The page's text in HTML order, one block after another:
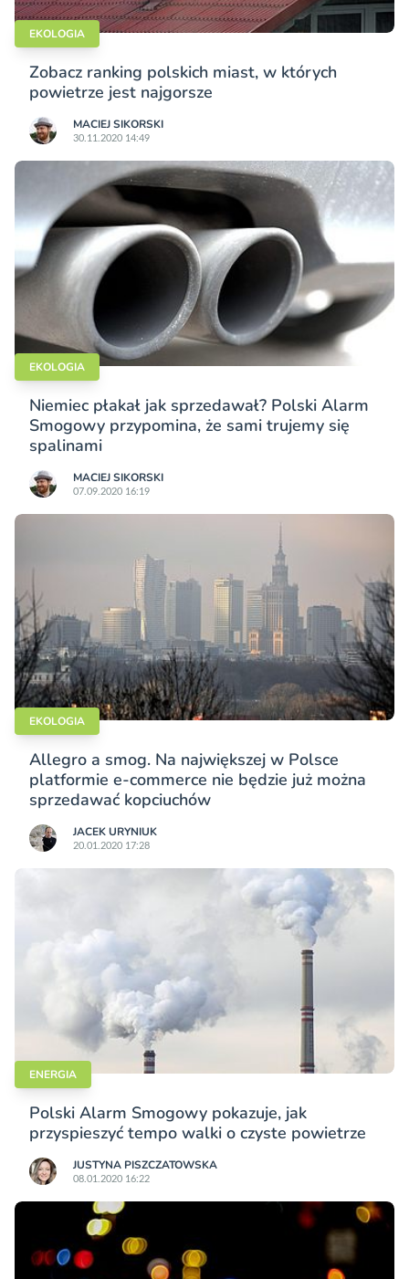
EKOLOGIA
Zobacz ranking polskich miast, w których
powietrze jest najgorsze
MACIEJ SIKORSKI
30.11.2020 14:49
EKOLOGIA
Niemiec płakał jak sprzedawał? Polski Alarm
Smogowy przypomina, że sami trujemy się
spalinami
MACIEJ SIKORSKI
07.09.2020 16:19
EKOLOGIA
Allegro a smog. Na największej w Polsce
platformie e-commerce nie będzie już można
sprzedawać kopciuchów
JACEK URYNIUK
20.01.2020 17:28
ENERGIA
Polski Alarm Smogowy pokazuje, jak
przyspieszyć tempo walki o czyste powietrze
JUSTYNA PISZCZATOWSKA
08.01.2020 16:22